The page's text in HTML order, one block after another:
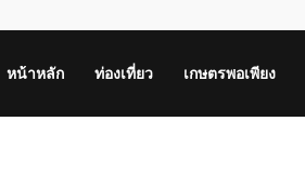
หน้าหลัก ท่องเที่ยว เกษตรพอเพียง